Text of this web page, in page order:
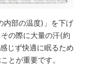
内部の温度)」を下げ
の際に大量の汗(約
じず快適に眠るため
とが重要です。